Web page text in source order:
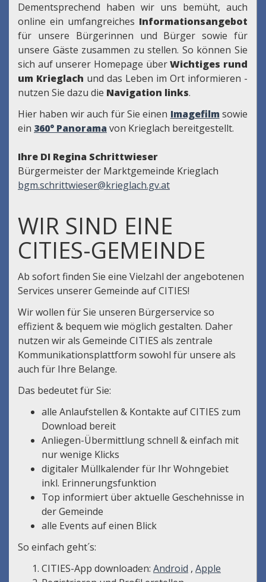
Dementsprechend haben wir uns bemüht, auch
online ein umfangreiches Informationsangebot
für unsere Bürgerinnen und Bürger sowie für
unsere Gäste zusammen zu stellen. So können Sie
sich auf unserer Homepage überWichtiges rund
um Krieglach und das Leben im Ort informieren -
nutzen Sie dazu die Navigation links.
Hier haben wir auch für Sie einen Imagefilm sowie
ein 360° Panorama von Krieglach bereitgestellt.
Ihre DI Regina Schrittwieser
Bürgermeister der Marktgemeinde Krieglach
bgm.schrittwieser@krieglach.gv.at
WIR SIND EINE
CITIES-GEMEINDE
Ab sofort finden Sie eine Vielzahl der angebotenen
Services unserer Gemeinde auf CITIES!
Wir wollen für Sie unseren Bürgerservice so
effizient & bequem wie möglich gestalten. Daher
nutzen wir als Gemeinde CITIES als zentrale
Kommunikationsplattform sowohl für unsere als
auch für Ihre Belange.
Das bedeutet für Sie:
alle Anlaufstellen & Kontakte auf CITIES zum
Download bereit
Anliegen-Übermittlung schnell & einfach mit
nur wenige Klicks
digitaler Müllkalender für Ihr Wohngebiet
inkl. Erinnerungsfunktion
Top informiert über aktuelle Geschehnisse in
der Gemeinde
alle Events auf einen Blick
So einfach geht´s:
CITIES-App downloaden: Android , Apple